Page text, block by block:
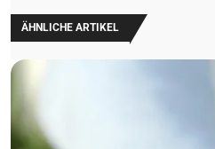
ÄHNLICHE ARTIKEL